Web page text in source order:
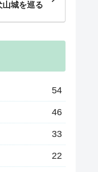
山城を巡る
54
46
33
22